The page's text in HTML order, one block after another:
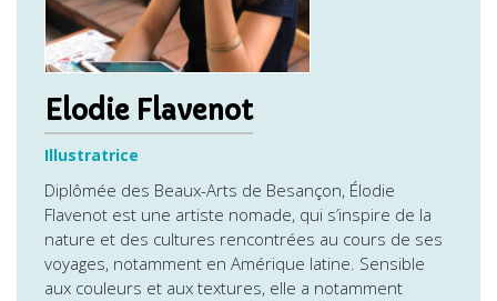
Elodie Flavenot
Illustratrice
Diplômée des Beaux-Arts de Besançon, Élodie
Flavenot est une artiste nomade, qui s’inspire de la
nature et des cultures rencontrées au cours de ses
voyages, notamment en Amérique latine. Sensible
aux couleurs et aux textures, elle a notamment